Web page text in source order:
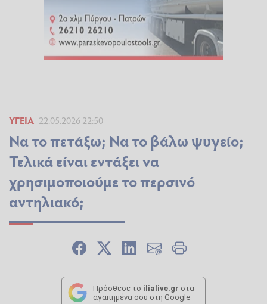
ΥΓΕΊΑ 22.05.2026 22:50
Να το πετάξω; Να το βάλω ψυγείο;
Τελικά είναι εντάξει να
χρησιμοποιούμε το περσινό
αντηλιακό;
Πρόσθεσε το ilialive.gr στα
αγαπημένα σου στη Google